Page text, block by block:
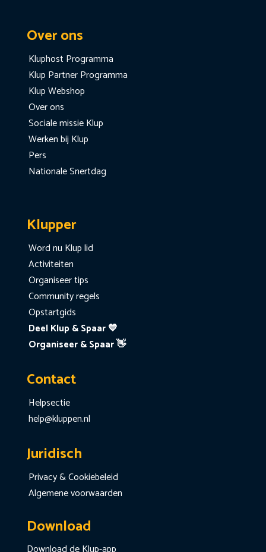
Over ons
Kluphost Programma
Klup Partner Programma
Klup Webshop
Over ons
Sociale missie Klup
Werken bij Klup
Pers
Nationale Snertdag
Klupper
Word nu Klup lid
Activiteiten
Organiseer tips
Community regels
Opstartgids
Deel Klup & Spaar 💙
Organiseer & Spaar 👋
Contact
Helpsectie
help@kluppen.nl
Juridisch
Privacy & Cookiebeleid
Algemene voorwaarden
Download